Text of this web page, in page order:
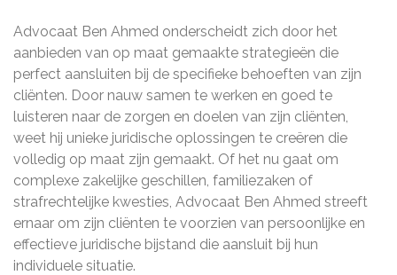
Advocaat Ben Ahmed onderscheidt zich door het
aanbieden van op maat gemaakte strategieën die
perfect aansluiten bij de specifieke behoeften van zijn
cliënten. Door nauw samen te werken en goed te
luisteren naar de zorgen en doelen van zijn cliënten,
weet hij unieke juridische oplossingen te creëren die
volledig op maat zijn gemaakt. Of het nu gaat om
complexe zakelijke geschillen, familiezaken of
strafrechtelijke kwesties, Advocaat Ben Ahmed streeft
ernaar om zijn cliënten te voorzien van persoonlijke en
effectieve juridische bijstand die aansluit bij hun
individuele situatie.